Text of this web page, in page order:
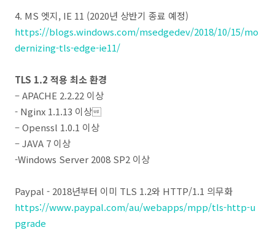
4. MS 엣지, IE 11 (2020년 상반기 종료 예정)
https://blogs.windows.com/msedgedev/2018/10/15/mo
dernizing-tls-edge-ie11/
TLS 1.2 적용 최소 환경
– APACHE 2.2.22 이상
- Nginx 1.1.13 이상
– Openssl 1.0.1 이상
– JAVA 7 이상
-Windows Server 2008 SP2 이상
Paypal - 2018년부터 이미 TLS 1.2와 HTTP/1.1 의무화
https://www.paypal.com/au/webapps/mpp/tls-http-u
pgrade